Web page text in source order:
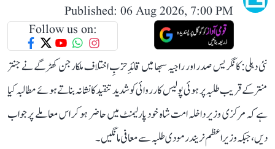
Published: 06 Aug 2026, 7:00 PM
Follow us on:
نئی دہلی: کانگریس صدر اور راجیہ سبھا میں قائدِ حزبِ اختلاف ملکارجن کھڑگے نے جنتر
منتر کے قریب طلبہ پر ہوئی پولیس کارروائی کو شدید تنقید کا نشانہ بناتے ہوئے مطالبہ کیا
ہے کہ مرکزی وزیر داخلہ امت شاہ خود پارلیمنٹ میں حاضر ہو کر اس معاملے پر جواب
دیں، جبکہ وزیر اعظم نریندر مودی طلبہ سے معافی مانگیں۔